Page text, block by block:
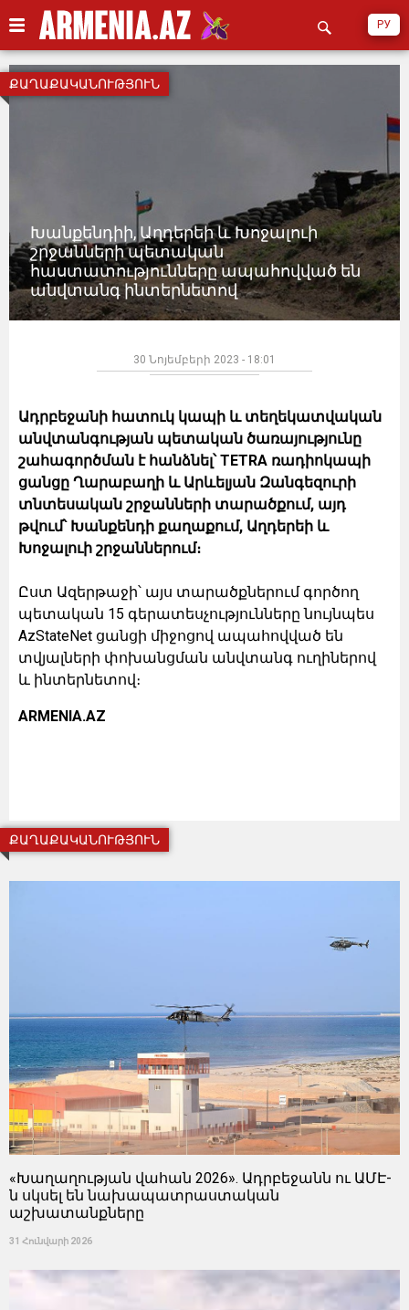
РУ
Խանքենդիի, Աղդերեի և Խոջալուի
շրջանների պետական ​​
հաստատությունները ապահովված են
անվտանգ ինտերնետով
ՔԱՂԱՔԱԿԱՆՈՒԹՅՈՒՆ
30 Նոյեմբերի 2023 - 18:01
Ադրբեջանի հատուկ կապի և տեղեկատվական
անվտանգության պետական ծառայությունը
շահագործման է հանձնել՝ TETRA ռադիոկապի
ցանցը Ղարաբաղի և Արևելյան Զանգեզուրի
տնտեսական շրջանների տարածքում, այդ
թվում՝ Խանքենդի քաղաքում, Աղդերեի և
Խոջալուի շրջաններում։
Ըստ Ազերթաջի՝ այս տարածքներում գործող
պետական 15 գերատեսչությունները նույնպես
AzStateNet ցանցի միջոցով ապահովված են
տվյալների փոխանցման անվտանգ ուղիներով
և ինտերնետով։
ARMENIA.AZ
ՔԱՂԱՔԱԿԱՆՈՒԹՅՈՒՆ
«Խաղաղության վահան 2026». Ադրբեջանն ու ԱՄԷ-
ն սկսել են նախապատրաստական ​​
աշխատանքները
31 Հունվարի 2026